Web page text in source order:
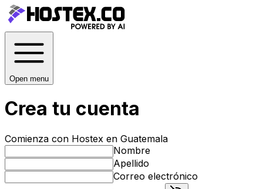
Open menu
Crea tu cuenta
Comienza con Hostex en Guatemala
Nombre
Apellido
Correo electrónico